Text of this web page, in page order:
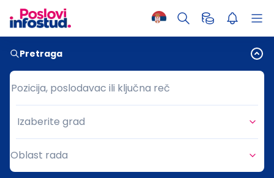
Pretraga
Pozicija, poslodavac ili ključna reč
Pozicija, poslodavac ili ključna reč
Grad
Izaberite grad
Oblast rada